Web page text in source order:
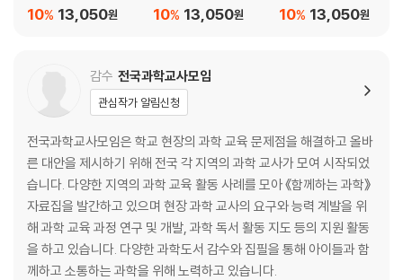
13,050원
10% 13,050원
10% 13,050원
10%
감수 전국과학교사모임
관심작가 알림신청
전국과학교사모임은 학교 현장의 과학 교육 문제점을 해결하고 올바
른 대안을 제시하기 위해 전국 각 지역의 과학 교사가 모여 시작되었
습니다. 다양한 지역의 과학 교육 활동 사례를 모아 《함께하는 과학》
자료집을 발간하고 있으며 현장 과학 교사의 요구와 능력 계발을 위
해 과학 교육 과정 연구 및 개발, 과학 독서 활동 지도 등의 지원 활동
을 하고 있습니다. 다양한 과학도서 감수와 집필을 통해 아이들과 함
께하고 소통하는 과학을 위해 노력하고 있습니다.